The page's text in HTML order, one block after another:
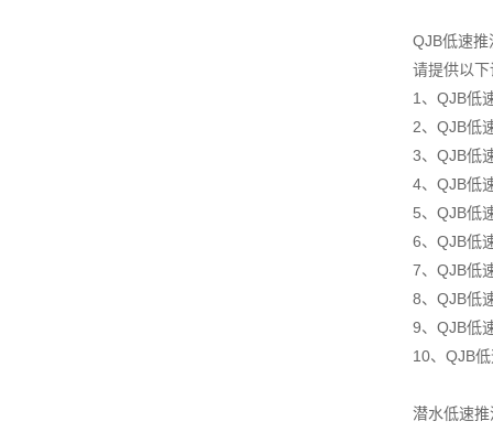
QJB低速
请提供以
1、QJB低
2、QJB低
3、QJB低
4、QJB低
5、QJB低
6、QJB低
7、QJB低
8、QJB低
9、QJB低
10、QJB
潜水低速